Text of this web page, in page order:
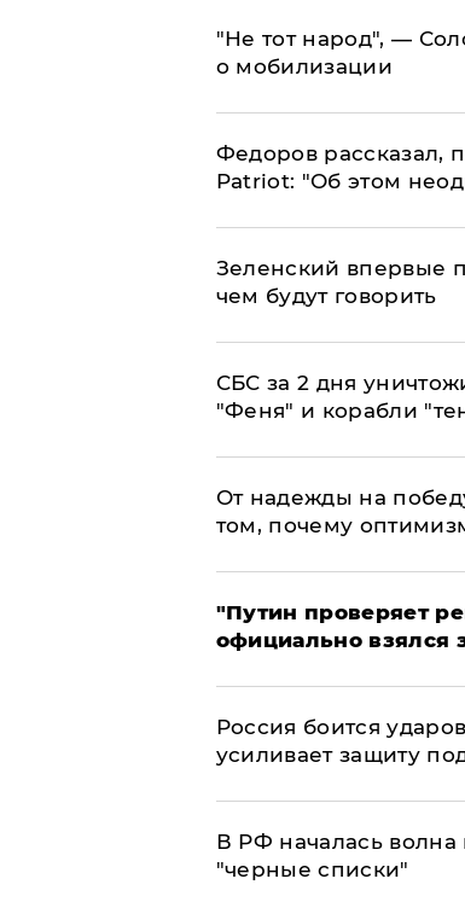
​"Не тот народ", —
о мобилизации
Федоров рассказал,
Patriot: "Об этом
Зеленский впервые
чем будут говорить
СБС за 2 дня
"Феня" и корабли
От надежды на
том, почему
"Путин проверяет
официально взялся
Россия боится
усиливает защиту
​В РФ началась волна
"черные списки"